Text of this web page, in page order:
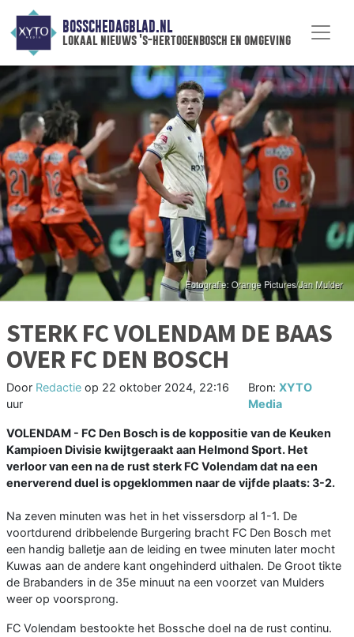
BOSSCHEDAGBLAD.NL
lokaal nieuws 's-hertogenbosch en omgeving
STERK FC VOLENDAM DE BAAS
OVER FC DEN BOSCH
Door Redactie op 22 oktober 2024, 22:16
uur
Bron: XYTO
Media
VOLENDAM - FC Den Bosch is de koppositie van de Keuken
Kampioen Divisie kwijtgeraakt aan Helmond Sport. Het
verloor van een na de rust sterk FC Volendam dat na een
enerverend duel is opgeklommen naar de vijfde plaats: 3-2.
Na zeven minuten was het in het vissersdorp al 1-1. De
voortdurend dribbelende Burgering bracht FC Den Bosch met
een handig balletje aan de leiding en twee minuten later mocht
Kuwas aan de andere kant ongehinderd uithalen. De Groot tikte
de Brabanders in de 35e minuut na een voorzet van Mulders
weer op voorsprong.
FC Volendam bestookte het Bossche doel na de rust continu.